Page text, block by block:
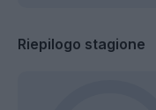
Riepilogo stagione